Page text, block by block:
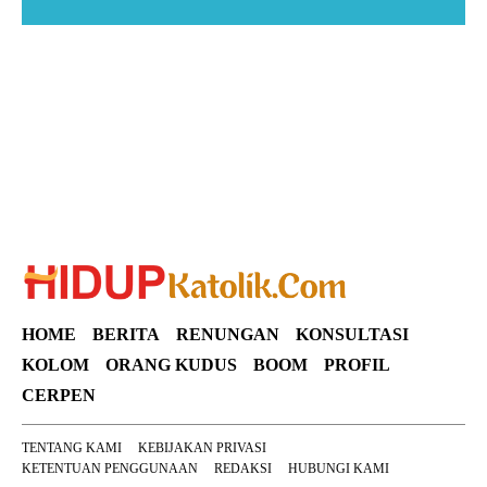
HOME BERITA RENUNGAN
KONSULTASI
KOLOM
ORANG KUDUS BOOM
PROFIL
CERPEN
TENTANG KAMI
KEBIJAKAN PRIVASI
KETENTUAN PENGGUNAAN
REDAKSI HUBUNGI KAMI